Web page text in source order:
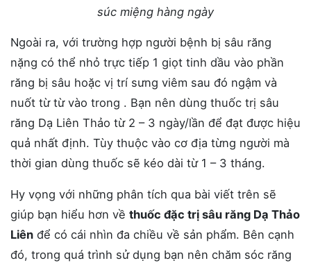
súc miệng hàng ngày
Ngoài ra, với trường hợp người bệnh bị sâu răng
nặng có thể nhỏ trực tiếp 1 giọt tinh dầu vào phần
răng bị sâu hoặc vị trí sưng viêm sau đó ngậm và
nuốt từ từ vào trong . Bạn nên dùng thuốc trị sâu
răng Dạ Liên Thảo từ 2 – 3 ngày/lần để đạt được hiệu
quả nhất định. Tùy thuộc vào cơ địa từng người mà
thời gian dùng thuốc sẽ kéo dài từ 1 – 3 tháng.
Hy vọng với những phân tích qua bài viết trên sẽ
giúp bạn hiểu hơn về thuốc đặc trị sâu răng Dạ Thảo
Liên để có cái nhìn đa chiều về sản phẩm. Bên cạnh
đó, trong quá trình sử dụng bạn nên chăm sóc răng